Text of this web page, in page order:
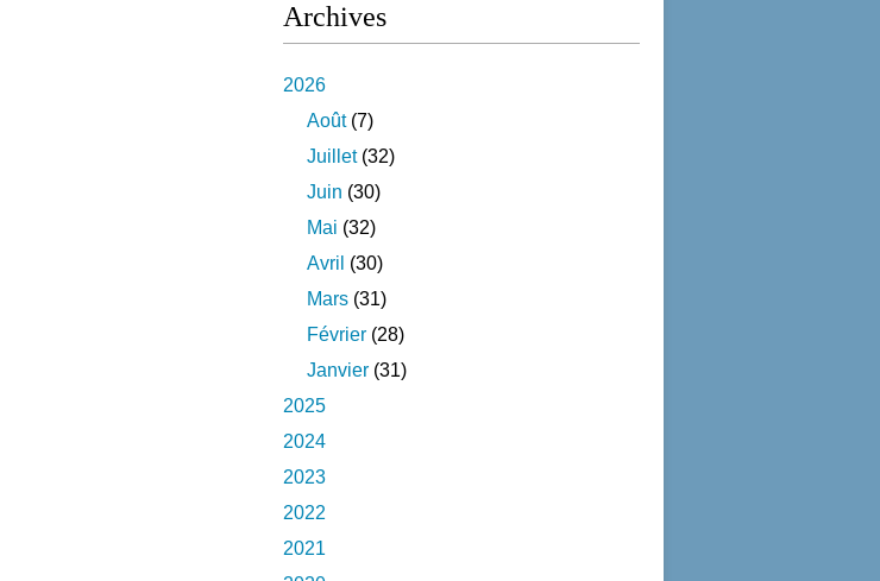
Archives
2026
Août(7)
Juillet(32)
Juin (30)
Mai (32)
Avril (30)
Mars (31)
Février (28)
Janvier (31)
2025
2024
2023
2022
2021